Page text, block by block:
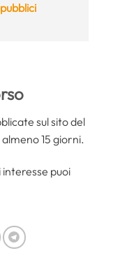
sul sito del
15 giorni.
puoi